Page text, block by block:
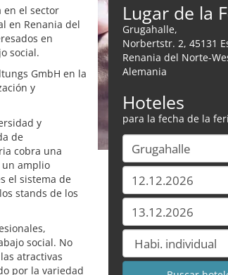
en el sector
en Renania del
en
social.
GmbH en la
y
y
de
cobra una
un amplio
el sistema de
stands de los
social. No
atractivas
por la variedad
Lugar de la
Grugahalle,
Norbertstr. 2, 45131
Renania del Norte-
Alemania
Hoteles
para la fecha de la